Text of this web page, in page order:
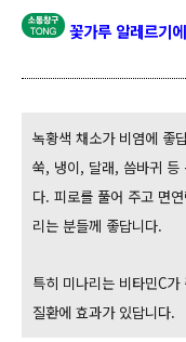
꽃가루 알레르기에
녹황색 채소가 비염에 좋
쑥, 냉이, 달래, 씀바귀 등
다. 피로를 풀어 주고 면
리는 분들께 좋답니다.
특히 미나리는 비타민C
질환에 효과가 있답니다.